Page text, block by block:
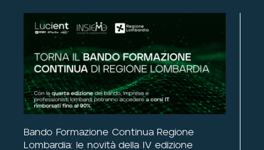
Bando Formazione Continua Regione
Lombardia: le novità della IV edizione